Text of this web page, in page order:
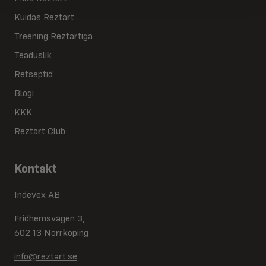
Kuidas Reztart
Treening Reztartiga
Teaduslik
Retseptid
Blogi
KKK
Reztart Club
Kontakt
Indevex AB
Fridhemsvägen 3,
602 13 Norrköping
info@reztart.se